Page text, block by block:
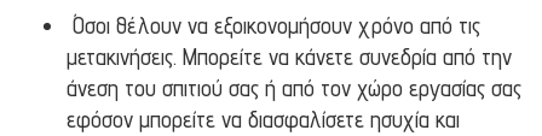
Όσοι θέλουν να εξοικονομήσουν χρόνο από τις
μετακινήσεις. Μπορείτε να κάνετε συνεδρία από την
άνεση του σπιτιού σας ή από τον χώρο εργασίας σας
εφόσον μπορείτε να διασφαλίσετε ησυχία και